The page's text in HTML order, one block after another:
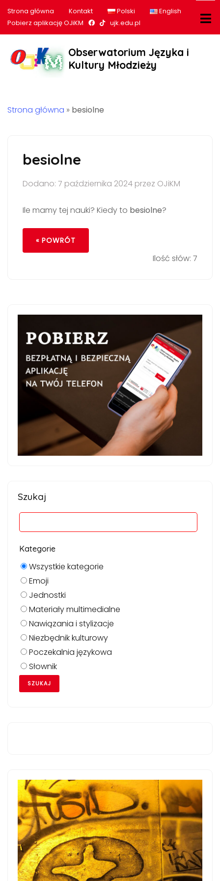
Strona główna Kontakt Polski
English
Pobierz aplikację OJiKM
Nasz profil na Facebook
Nasz profil na tiktok
ujk.edu.pl
Obserwatorium Języka i
Kultury Młodzieży
Strona główna » besiolne
besiolne
Dodano: 7 października 2024 przez OJiKM
Ile mamy tej nauki? Kiedy to besiolne?
« POWRÓT
Ilość słów: 7
Szukaj
Kategorie
Wszystkie kategorie
Emoji
Jednostki
Materiały multimedialne
Nawiązania i stylizacje
Niezbędnik kulturowy
Poczekalnia językowa
Słownik